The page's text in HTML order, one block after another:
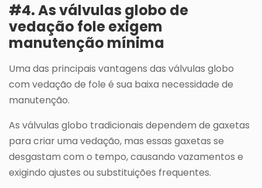
#4. As válvulas globo de
vedação fole exigem
manutenção mínima
Uma das principais vantagens das válvulas globo
com vedação de fole é sua baixa necessidade de
manutenção.
As válvulas globo tradicionais dependem de gaxetas
para criar uma vedação, mas essas gaxetas se
desgastam com o tempo, causando vazamentos e
exigindo ajustes ou substituições frequentes.